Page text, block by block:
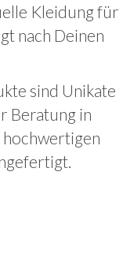
Kleidung für
nach Deinen
sind Unikate
Beratung in